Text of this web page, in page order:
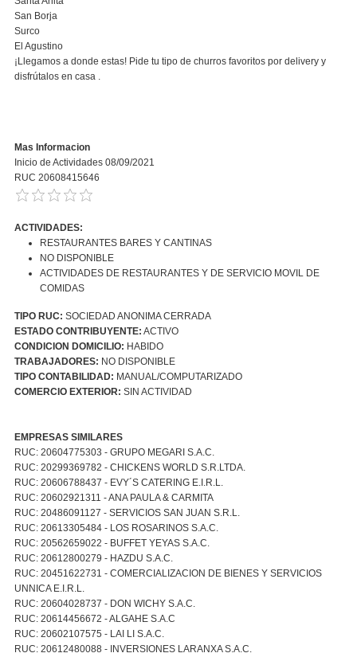
San Borja
Surco
El Agustino
¡Llegamos a donde estas! Pide tu tipo de churros favoritos por delivery y
disfrútalos en casa .
Mas Informacion
Inicio de Actividades 08/09/2021
RUC 20608415646
ACTIVIDADES:
RESTAURANTES BARES Y CANTINAS
NO DISPONIBLE
ACTIVIDADES DE RESTAURANTES Y DE SERVICIO MOVIL DE
COMIDAS
TIPO RUC: SOCIEDAD ANONIMA CERRADA
ESTADO CONTRIBUYENTE: ACTIVO
CONDICION DOMICILIO: HABIDO
TRABAJADORES: NO DISPONIBLE
TIPO CONTABILIDAD: MANUAL/COMPUTARIZADO
COMERCIO EXTERIOR: SIN ACTIVIDAD
EMPRESAS SIMILARES
RUC: 20604775303 - GRUPO MEGARI S.A.C.
RUC: 20299369782 - CHICKENS WORLD S.R.LTDA.
RUC: 20606788437 - EVY´S CATERING E.I.R.L.
RUC: 20602921311 - ANA PAULA & CARMITA
RUC: 20486091127 - SERVICIOS SAN JUAN S.R.L.
RUC: 20613305484 - LOS ROSARINOS S.A.C.
RUC: 20562659022 - BUFFET YEYAS S.A.C.
RUC: 20612800279 - HAZDU S.A.C.
RUC: 20451622731 - COMERCIALIZACION DE BIENES Y SERVICIOS
UNNICA E.I.R.L.
RUC: 20604028737 - DON WICHY S.A.C.
RUC: 20614456672 - ALGAHE S.A.C
RUC: 20602107575 - LAI LI S.A.C.
RUC: 20612480088 - INVERSIONES LARANXA S.A.C.